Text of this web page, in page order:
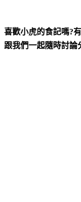
喜歡小虎的食記嗎?
跟我們一起隨時討論